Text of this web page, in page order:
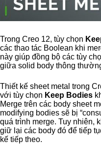
Trong Creo 12, tùy chọn
các thao tác Boolean khi
này giúp đồng bộ các tùy
giữa solid body thông
Thiết kế sheet metal trong
với tùy chọn Keep Bodies
Merge trên các body sheet
modifying bodies sẽ bị
quá trình merge. Tuy nhiên,
giữ lại các body đó để tiếp
kế tiếp theo.